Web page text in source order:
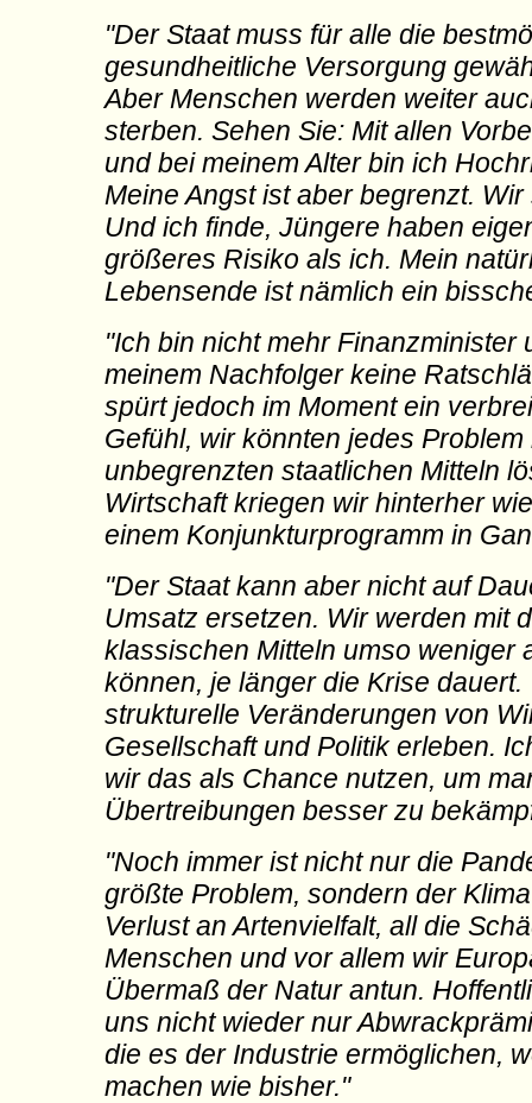
"Der Staat muss für alle die
gesundheitliche Versorgung
Aber Menschen werden weiter
sterben. Sehen Sie: Mit allen
und bei meinem Alter bin ich
Meine Angst ist aber begrenzt.
Und ich finde, Jüngere haben
größeres Risiko als ich. Mein
Lebensende ist nämlich ein
"Ich bin nicht mehr Finanzminister
meinem Nachfolger keine
spürt jedoch im Moment ein
Gefühl, wir könnten jedes Problem
unbegrenzten staatlichen Mitteln
Wirtschaft kriegen wir hinterher
einem Konjunkturprogramm in
"Der Staat kann aber nicht auf
Umsatz ersetzen. Wir werden mit
klassischen Mitteln umso weniger
können, je länger die Krise dauert.
strukturelle Veränderungen von
Gesellschaft und Politik erleben.
wir das als Chance nutzen, um
Übertreibungen besser zu
"Noch immer ist nicht nur die
größte Problem, sondern der
Verlust an Artenvielfalt, all die
Menschen und vor allem wir
Übermaß der Natur antun.
uns nicht wieder nur
die es der Industrie ermöglichen,
machen wie bisher."